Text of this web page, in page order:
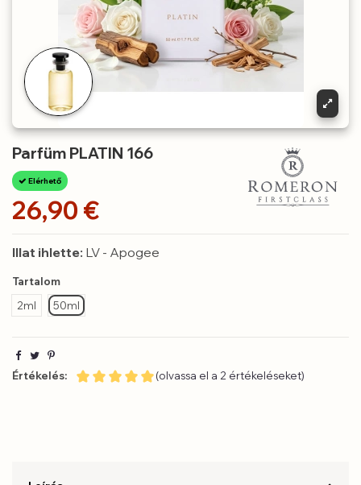
Parfüm PLATIN 166
Elérhető
26,90 €
Illat ihlette: LV - Apogee
Tartalom
2ml
50ml
Értékelés: (olvassa el a 2 értékeléseket)